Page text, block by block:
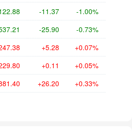
-11.37 -1.00%
-25.90 -0.73%
+5.28 +0.07%
+0.11 +0.05%
+26.20 +0.33%